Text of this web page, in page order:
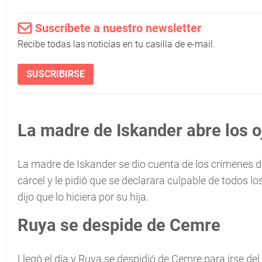
Suscríbete a nuestro newsletter
Recibe todas las noticias en tu casilla de e-mail.
SUSCRIBIRSE
La madre de Iskander abre los
La madre de Iskander se dio cuenta de los crímenes
cárcel y le pidió que se declarara culpable de todos
dijo que lo hiciera por su hija.
Ruya se despide de Cemre
Llegó el día y Ruya se despidió de Cemre para irse